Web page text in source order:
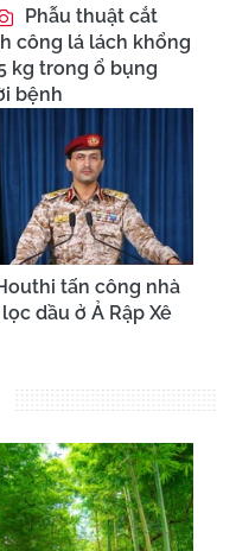
Phẫu thuật cắt
công lá lách khổng
kg trong ổ bụng
bệnh
tấn công nhà
dầu ở Ả Rập Xê